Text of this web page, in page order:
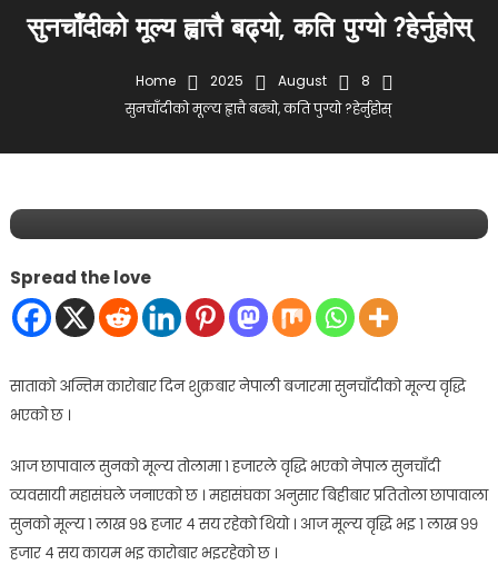
सुनचाँदीको मूल्य ह्वात्तै बढ्यो, कति पुग्यो ?हेर्नुहोस्
Home 2025 August
8
सुनचाँदीको मूल्य ह्वात्तै बढ्यो, कति पुग्यो ?हेर्नुहोस्
समाचार
August 8, 2025 lifekhabar
Spread the love
साताको अन्तिम कारोबार दिन शुक्रबार नेपाली बजारमा सुनचाँदीको मूल्य वृद्धि
भएको छ ।
आज छापावाल सुनको मूल्य तोलामा १ हजारले वृद्धि भएको नेपाल सुनचाँदी
व्यवसायी महासंघले जनाएको छ । महासंघका अनुसार बिहीबार प्रतितोला छापावाला
सुनको मूल्य १ लाख ९८ हजार ४ सय रहेको थियो । आज मूल्य वृद्धि भइ १ लाख ९९
हजार ४ सय कायम भइ कारोबार भइरहेको छ ।